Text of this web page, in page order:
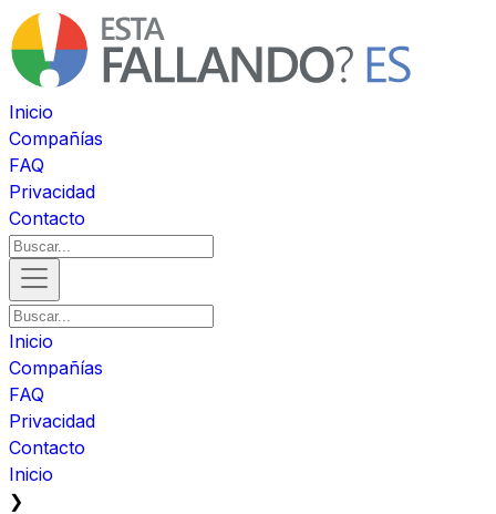
Inicio
Compañías
FAQ
Privacidad
Contacto
Inicio
Compañías
FAQ
Privacidad
Contacto
Inicio
❯